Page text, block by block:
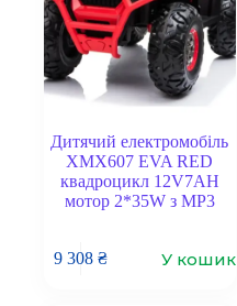
Дитячий електромобіль
XMX607 EVA RED
квадроцикл 12V7AH
мотор 2*35W з MP3
9 308₴ У кошик